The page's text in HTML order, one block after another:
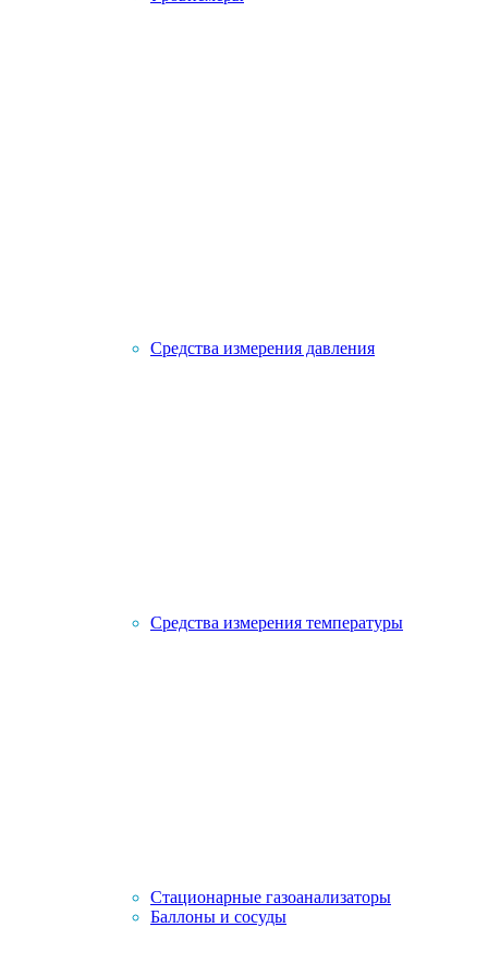
Средства измерения давления
Средства измерения температуры
Стационарные газоанализаторы
Баллоны и сосуды